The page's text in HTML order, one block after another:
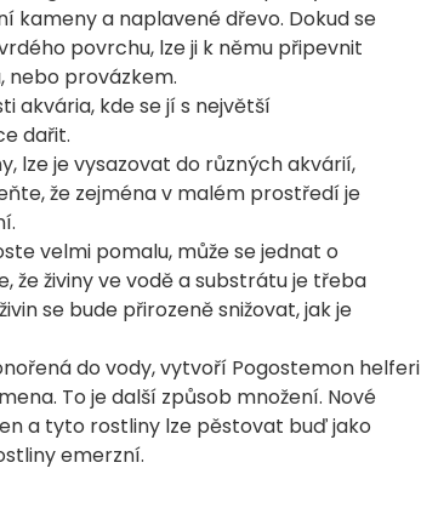
kameny a naplavené dřevo. Dokud se
povrchu, lze ji k němu připevnit
nebo provázkem.
akvária, kde se jí s největší
dařit.
lze je vysazovat do různých akvárií,
že zejména v malém prostředí je
velmi pomalu, může se jednat o
že živiny ve vodě a substrátu je třeba
se bude přirozeně snižovat, jak je
do vody, vytvoří Pogostemon helferi
To je další způsob množení. Nové
a tyto rostliny lze pěstovat buď jako
emerzní.